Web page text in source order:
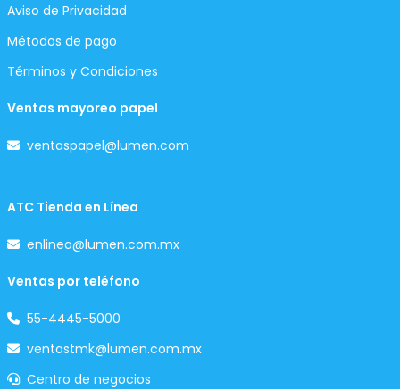
Aviso de Privacidad
Métodos de pago
Términos y Condiciones
Ventas mayoreo papel
ventaspapel@lumen.com
ATC Tienda en Línea
enlinea@lumen.com.mx
Ventas por teléfono
55-4445-5000
ventastmk@lumen.com.mx
Centro de negocios